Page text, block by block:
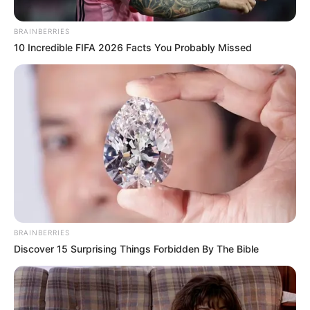
Cortesía, Alcaldía de Andes
Municipio de Andes, Antioquia
Martín Manuel Díaz Rubio
Septiembre 12, 2025
COMPARTIR
BRAINBERRIES
10 Incredible FIFA 2026 Facts You Probably Missed
BRAINBERRIES
Discover 15 Surprising Things Forbidden By The Bible